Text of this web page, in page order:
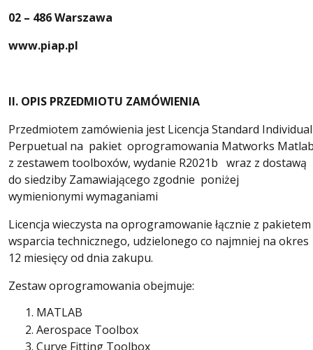
02 – 486 Warszawa
www.piap.pl
II. OPIS PRZEDMIOTU ZAMÓWIENIA
Przedmiotem zamówienia jest Licencja Standard Individual
Perpuetual na pakiet oprogramowania Matworks
z zestawem toolboxów, wydanie R2021b wraz z dostawą
do siedziby Zamawiającego zgodnie poniżej
wymienionymi wymaganiami
Licencja wieczysta na oprogramowanie łącznie z pakietem
wsparcia technicznego, udzielonego co najmniej na okres
12 miesięcy od dnia zakupu.
Zestaw oprogramowania obejmuje:
MATLAB
Aerospace Toolbox
Curve Fitting Toolbox